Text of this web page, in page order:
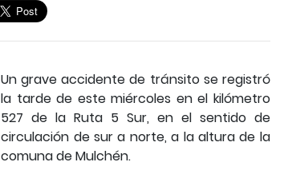
Un grave accidente de tránsito se registró
la tarde de este miércoles en el kilómetro
527 de la Ruta 5 Sur, en el sentido de
circulación de sur a norte, a la altura de la
comuna de Mulchén.